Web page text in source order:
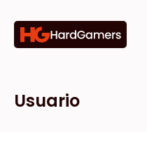
Categorías
Marcas
Tiendas
Usuario